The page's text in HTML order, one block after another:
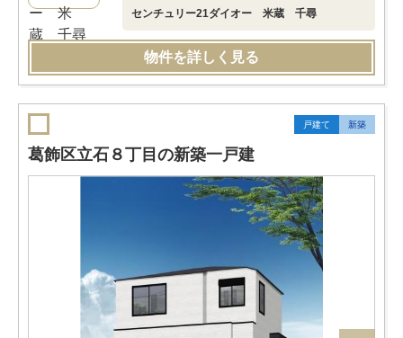
センチュリー21ダイオー 米蔵 千尋
物件を詳しく見る
戸建て 新築
葛飾区立石８丁目の新築一戸建